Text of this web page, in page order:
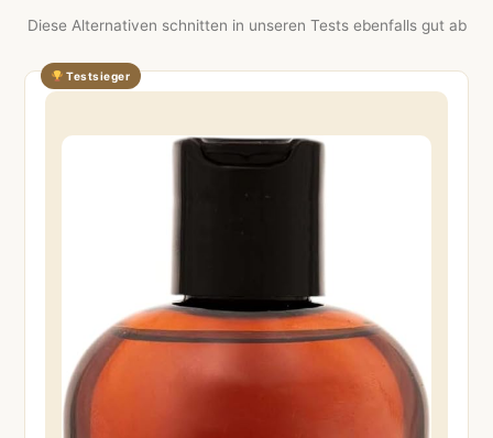
Diese Alternativen schnitten in unseren Tests ebenfalls gut ab
Testsieger